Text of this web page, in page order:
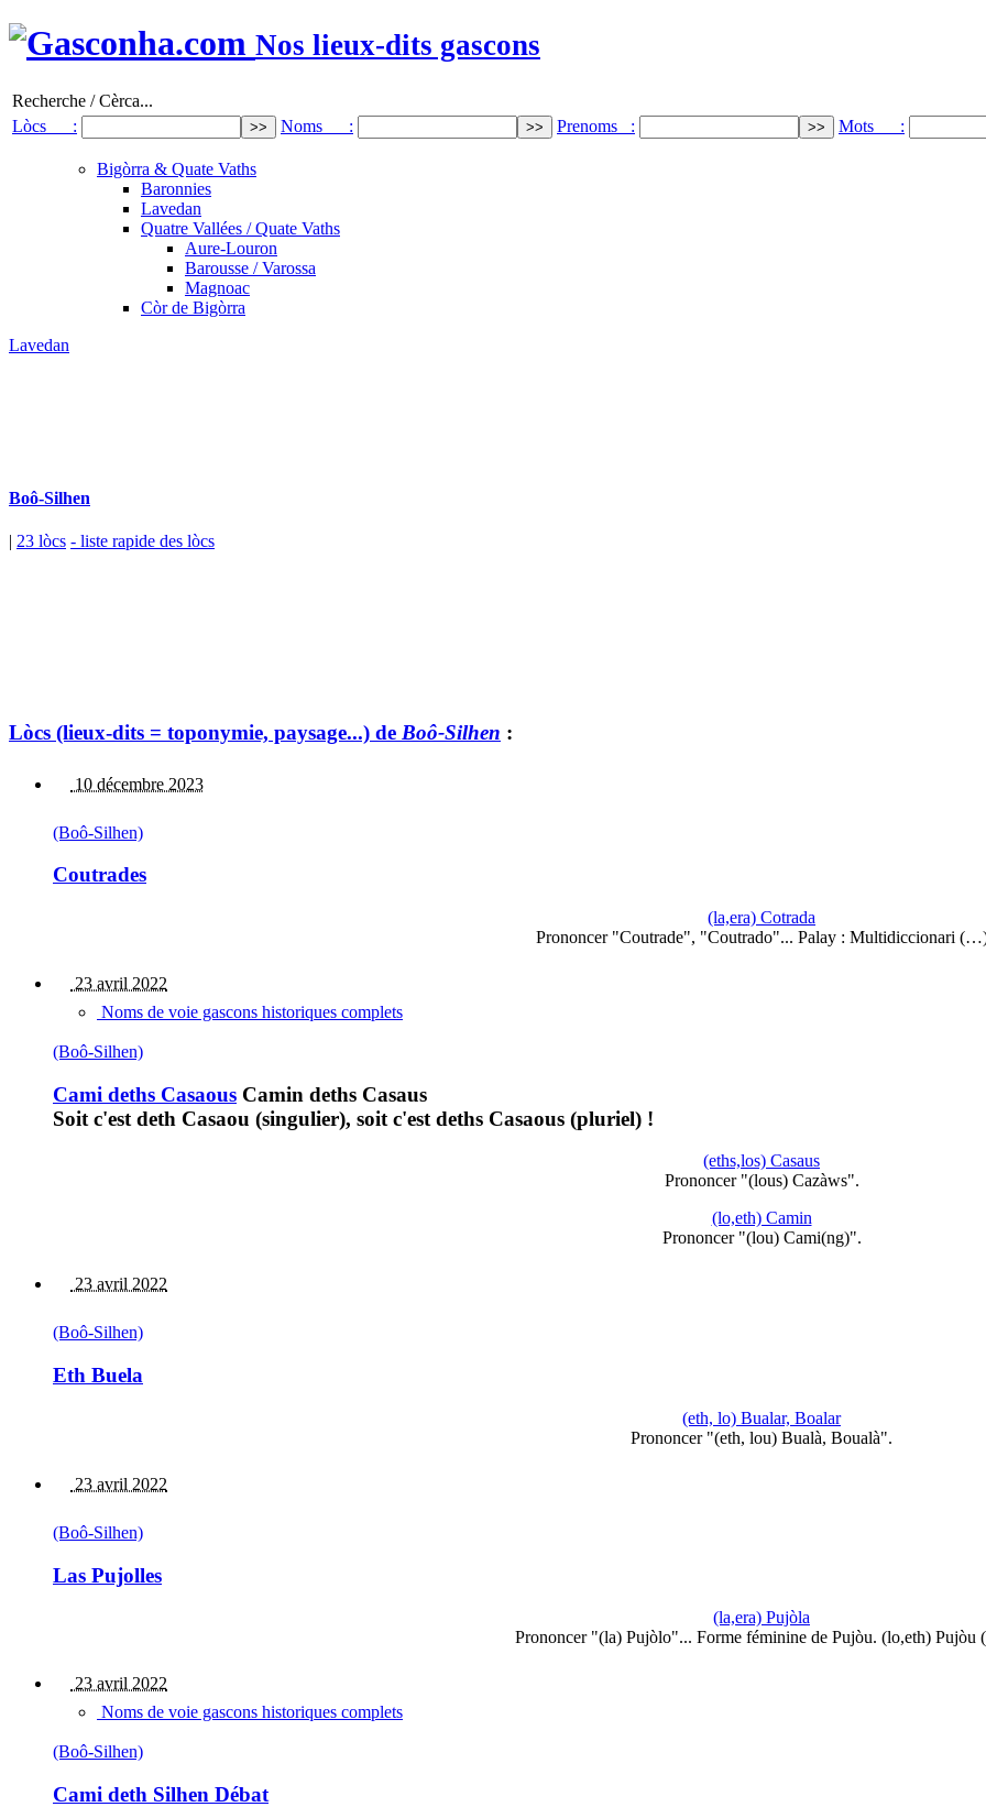
Nos lieux-dits gascons
Recherche / Cèrca...
Lòcs :
Noms : Prenoms : Mots :
Bigòrra & Quate Vaths
Baronnies
Lavedan
Quatre Vallées / Quate Vaths
Aure-Louron
Barousse / Varossa
Magnoac
Còr de Bigòrra
Lavedan
Boô-Silhen
| 23 lòcs - liste rapide des lòcs
Lòcs (lieux-dits = toponymie, paysage...) de Boô-Silhen :
10 décembre 2023
(Boô-Silhen)
Coutrades
(la,era) Cotrada
Prononcer "Coutrade", "Coutrado"... Palay : Multidiccionari
23 avril 2022
Noms de voie gascons historiques complets
(Boô-Silhen)
Cami deths Casaous Camin deths Casaus
Soit c'est deth Casaou (singulier), soit c'est deths Casaous (pluriel) !
(eths,los) Casaus
Prononcer "(lous) Cazàws".
(lo,eth) Camin
Prononcer "(lou) Cami(ng)".
23 avril 2022
(Boô-Silhen)
Eth Buela
(eth, lo) Bualar, Boalar
Prononcer "(eth, lou) Bualà, Boualà".
23 avril 2022
(Boô-Silhen)
Las Pujolles
(la,era) Pujòla
Prononcer "(la) Pujòlo"... Forme féminine de Pujòu. (lo,eth)
23 avril 2022
Noms de voie gascons historiques complets
(Boô-Silhen)
Cami deth Silhen Débat